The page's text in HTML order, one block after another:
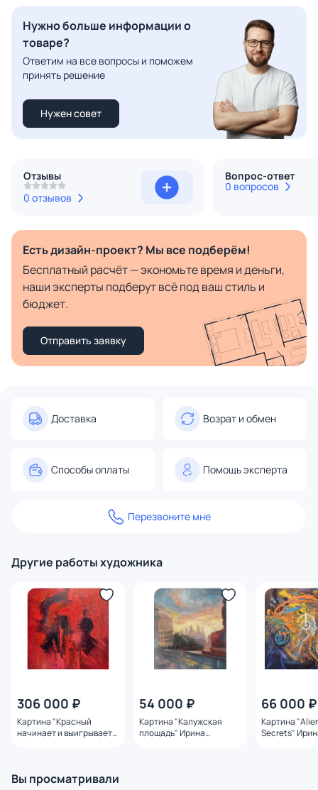
Нужно больше информации о
товаре?
Ответим на все вопросы и поможем
принять решение
Нужен совет
Отзывы
0 отзывов
Вопрос-ответ
0 вопросов
Есть дизайн-проект? Мы все подберём!
Бесплатный расчёт — экономьте время и деньги,
наши эксперты подберут всё под ваш стиль и
бюджет.
Отправить заявку
Доставка Возрат и обмен
Способы оплаты Помощь эксперта
Перезвоните мне
Другие работы художника
306 000 ₽
Картина "Красный
начинает и выигрывает"
54 000 ₽
Картина "Калужская
площадь" Ирина
66 000 ₽
Картина
Secrets"
Вы просматривали